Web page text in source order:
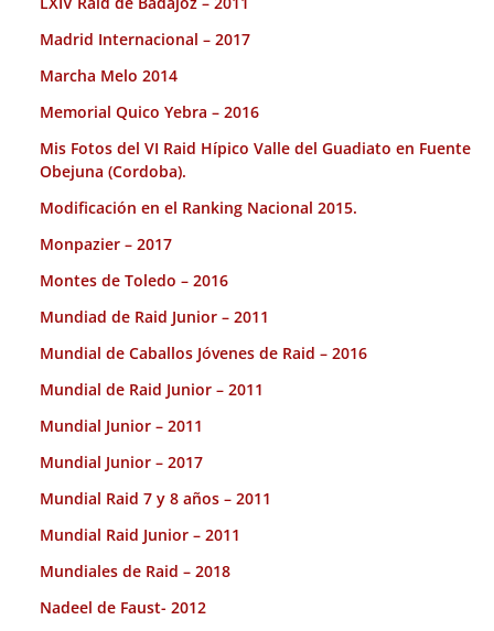
Madrid Internacional – 2017
Marcha Melo 2014
Memorial Quico Yebra – 2016
Mis Fotos del VI Raid Hípico Valle del Guadiato en Fuente
Obejuna (Cordoba).
Modificación en el Ranking Nacional 2015.
Monpazier – 2017
Montes de Toledo – 2016
Mundiad de Raid Junior – 2011
Mundial de Caballos Jóvenes de Raid – 2016
Mundial de Raid Junior – 2011
Mundial Junior – 2011
Mundial Junior – 2017
Mundial Raid 7 y 8 años – 2011
Mundial Raid Junior – 2011
Mundiales de Raid – 2018
Nadeel de Faust- 2012